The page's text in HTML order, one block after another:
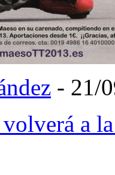
- 21/
a